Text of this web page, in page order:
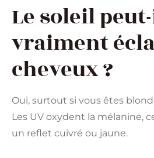
Le soleil
vraiment
cheveux ?
Oui, surtout si vous êtes
Les UV oxydent la mélanine,
un reflet cuivré ou jaune.